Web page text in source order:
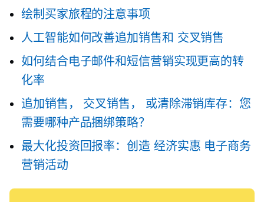
绘制买家旅程的注意事项
人工智能如何改善追加销售和 交叉销售
如何结合电子邮件和短信营销实现更高的转
化率
追加销售， 交叉销售，
或清除滞销库存：您
需要哪种产品捆绑策略？
最大化投资回报率：创造 经济实惠 电子商务
营销活动